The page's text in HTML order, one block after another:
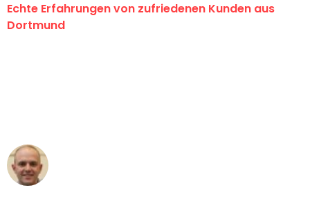
Echte Erfahrungen von zufriedenen Kunden aus
Dortmund